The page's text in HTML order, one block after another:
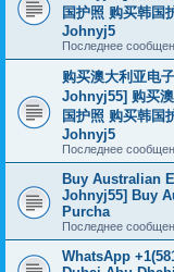
国护照 购买韩国
Johnyj5
Последнее
购买澳大利亚电
Johnyj55] 购买
国护照 购买韩国
Johnyj5
Последнее
Buy Australian
Johnyj55] Buy
Purcha
Последнее
WhatsApp